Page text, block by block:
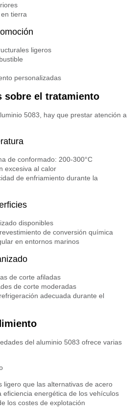
tierra
ligeros
personalizadas
sobre el tratamiento
5083, hay que prestar atención a
de conformado: 200-300°C
excesiva al calor
de enfriamiento durante la
disponibles
de conversión química
en entornos marinos
de corte afiladas
de corte moderadas
adecuada durante el
del aluminio 5083 ofrece varias
ligero que las alternativas de acero
eficiencia energética de los vehículos
los costes de explotación